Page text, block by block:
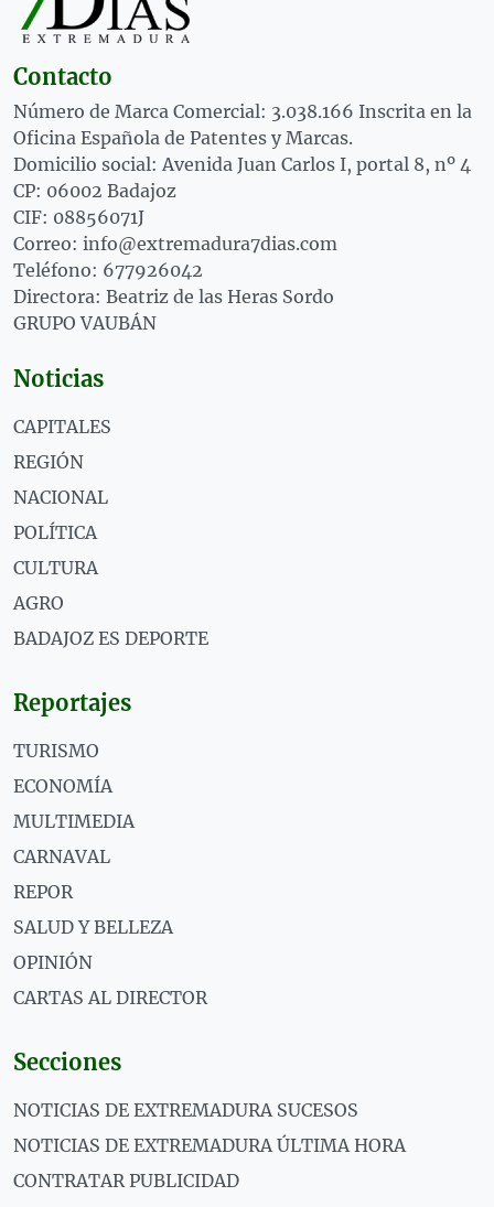
Contacto
Número de Marca Comercial: 3.038.166 Inscrita en la
Oficina Española de Patentes y Marcas.
Domicilio social: Avenida Juan Carlos I, portal 8, nº 4
CP: 06002 Badajoz
CIF: 08856071J
Correo: info@extremadura7dias.com
Teléfono: 677926042
Directora: Beatriz de las Heras Sordo
GRUPO VAUBÁN
Noticias
CAPITALES
REGIÓN
NACIONAL
POLÍTICA
CULTURA
AGRO
BADAJOZ ES DEPORTE
Reportajes
TURISMO
ECONOMÍA
MULTIMEDIA
CARNAVAL
REPOR
SALUD Y BELLEZA
OPINIÓN
CARTAS AL DIRECTOR
Secciones
NOTICIAS DE EXTREMADURA SUCESOS
NOTICIAS DE EXTREMADURA ÚLTIMA HORA
CONTRATAR PUBLICIDAD